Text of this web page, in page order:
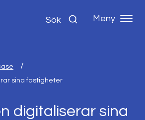
Sök Meny
sina fastigheter
digitaliserar sina